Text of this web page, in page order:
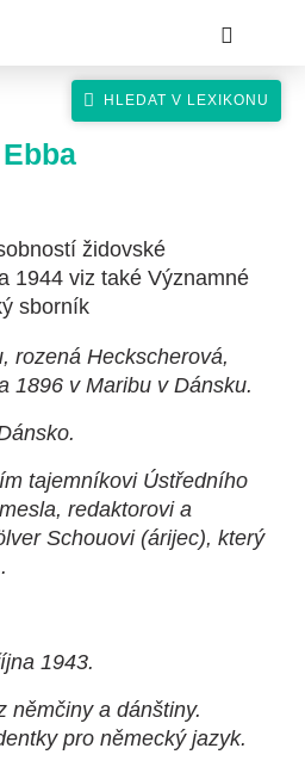
hledat
židovské
1944 viz také Významné
sborník
rozená Heckscherová,
1896 v Maribu v Dánsku.
tajemníkovi Ústředního
redaktorovi a
Schouovi (árijec), který
1943.
němčiny a dánštiny.
pro německý jazyk.